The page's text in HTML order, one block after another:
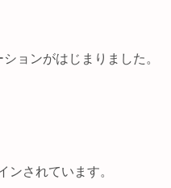
ョンがはじまりました。
されています。